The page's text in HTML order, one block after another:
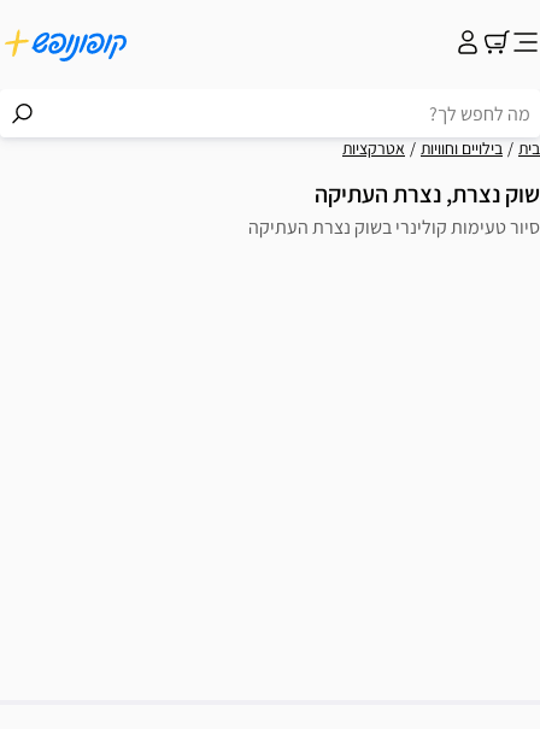
בית בילויים וחוויות אטרקציות
שוק נצרת, נצרת העתיקה
סיור טעימות קולינרי בשוק נצרת העתיקה